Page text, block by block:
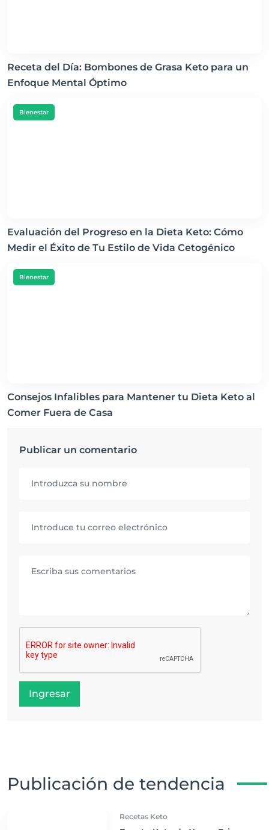
Receta del Día: Bombones de Grasa Keto para un
Enfoque Mental Óptimo
Bienestar
Evaluación del Progreso en la Dieta Keto: Cómo
Medir el Éxito de Tu Estilo de Vida Cetogénico
Bienestar
Consejos Infalibles para Mantener tu Dieta Keto al
Comer Fuera de Casa
Publicar un comentario
Ingresar
Publicación de tendencia
Recetas Keto